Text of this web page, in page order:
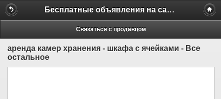
Бесплатные объявления на сайте MILAMO.ru
Связаться с продавцом
аренда камер хранения - шкафа с ячейками - Все
остальное